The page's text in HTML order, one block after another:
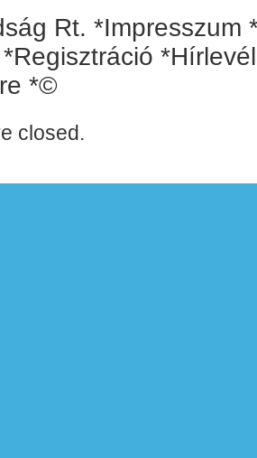
Rt. *Impresszum
*©
closed.